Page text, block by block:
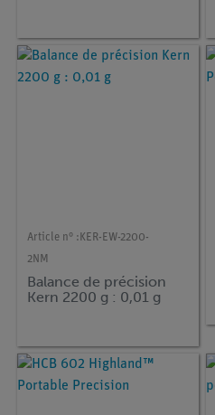
Article n° : KER-EW-2200-
2NM
Balance de précision
Kern 2200 g : 0,01 g